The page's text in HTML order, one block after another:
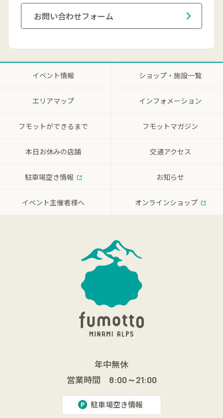
お問い合わせフォーム
イベント情報 ショップ・施設一覧
エリアマップ インフォメーション
フモットができるまで フモットマガジン
本日お休みの店舗 交通アクセス
駐車場空き情報 お知らせ
イベント主催者様へ オンラインショップ
年中無休
営業時間
8:00～21:00
駐車場空き情報